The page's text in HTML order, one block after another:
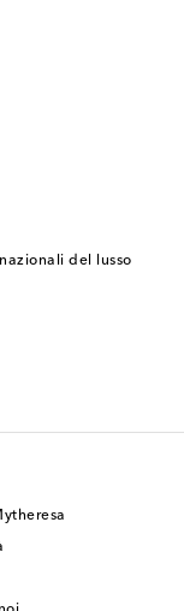
del lusso